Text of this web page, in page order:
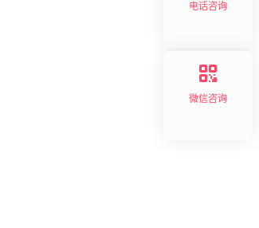
电话咨询
微信咨询